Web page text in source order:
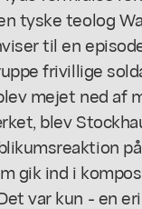
tyske teolog
til en
frivillige
mejet ned af
blev
gik ind i
var kun - en